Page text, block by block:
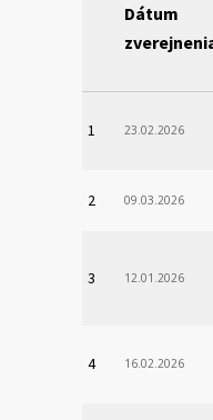
Dátum
1 23.02.2026
2 09.03.2026
3 12.01.2026
4 16.02.2026